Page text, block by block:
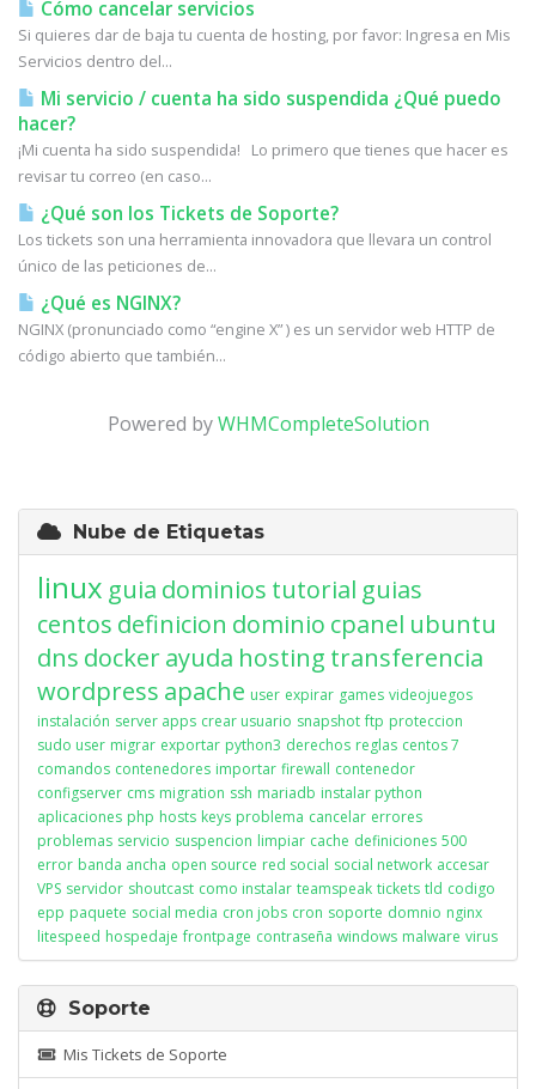
Cómo cancelar servicios
Si quieres dar de baja tu cuenta de hosting, por favor: Ingresa en Mis
Servicios dentro del...
Mi servicio / cuenta ha sido suspendida ¿Qué puedo
hacer?
¡Mi cuenta ha sido suspendida! Lo primero que tienes que hacer es
revisar tu correo (en caso...
¿Qué son los Tickets de Soporte?
Los tickets son una herramienta innovadora que llevara un control
único de las peticiones de...
¿Qué es NGINX?
NGINX (pronunciado como “engine X” ) es un servidor web HTTP de
código abierto que también...
Powered byWHMCompleteSolution
Nube de Etiquetas
linux guia dominios tutorial guias
centos definicion dominio cpanel ubuntu
dns dockerayuda hosting transferencia
wordpress apache user expirar games videojuegos
instalación server apps crear usuario snapshot ftp proteccion
sudo user migrar exportar python3 derechos reglas centos 7
comandos contenedores importar firewall contenedor
configserver cms migration ssh mariadb instalar python
aplicaciones php hosts keys problema cancelar errores
problemas servicio suspencion limpiar cache definiciones 500
error banda ancha open source red social social network accesar
VPS servidor shoutcast como instalar teamspeak tickets tld codigo
epp paquete social media cron jobs cron soporte domnio nginx
litespeed hospedaje frontpage contraseña windows malware virus
Soporte
Mis Tickets de Soporte